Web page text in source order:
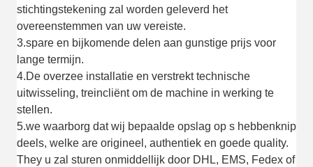
stichtingstekening zal worden geleverd het
overeenstemmen van uw vereiste.
3.spare en bijkomende delen aan gunstige prijs voor
lange termijn.
4.De overzee installatie en verstrekt technische
uitwisseling, treincliënt om de machine in werking te
stellen.
5.we waarborg dat wij bepaalde opslag op s hebbenknip
deel s, welke are origineel, authentiek en goede quality.
They u zal sturen onmiddellijk door DHL, EMS, Fedex of